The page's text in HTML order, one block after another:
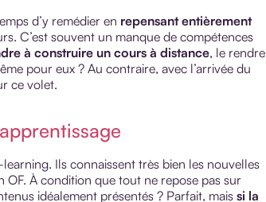
d’y remédier en repensant entièrement
C’est souvent un manque de compétences
à construire un cours à distance, le rendre
pour eux ? Au contraire, avec l’arrivée du
ce volet.
Ils connaissent très bien les nouvelles
À condition que tout ne repose pas sur
idéalement présentés ? Parfait, mais si la